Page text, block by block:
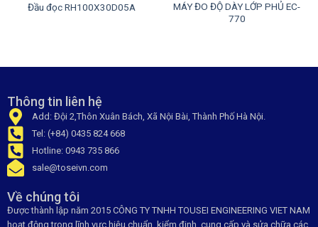
Đầu đọc RH100X30D05A
MÁY ĐO ĐỘ DÀY LỚP PHỦ EC-
770
Thông tin liên hệ
Add: Đội 2,Thôn Xuân Bách, Xã Nội Bài, Thành Phố Hà Nội.
Tel: (+84) 0435 824 668
Hotline: 0943 735 866
sale@toseivn.com
Về chúng tôi
Được thành lập năm 2015 CÔNG TY TNHH TOUSEI ENGINEERING VIET NAM
hoạt động trong lĩnh vực hiệu chuẩn, kiểm đinh, cung cấp và sửa chữa các